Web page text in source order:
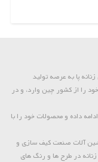
کیفهای زنانه پا به عرصه تولید
خود را از کشور چین وارد، و در
را ادامه داده و محصولات خود را با
آلات صنعت کیف سازی و
زنانه در طرح ها و رنگ های